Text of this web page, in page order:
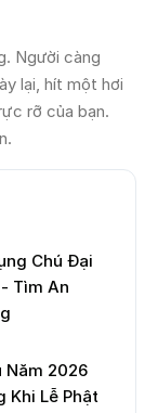
Người càng
lại, hít một hơi
rỡ của bạn.
Chú Đại
Tìm An
Năm 2026
Khi Lễ Phật